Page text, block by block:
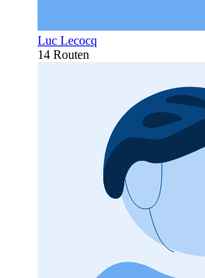
Luc Lecocq
14 Routen